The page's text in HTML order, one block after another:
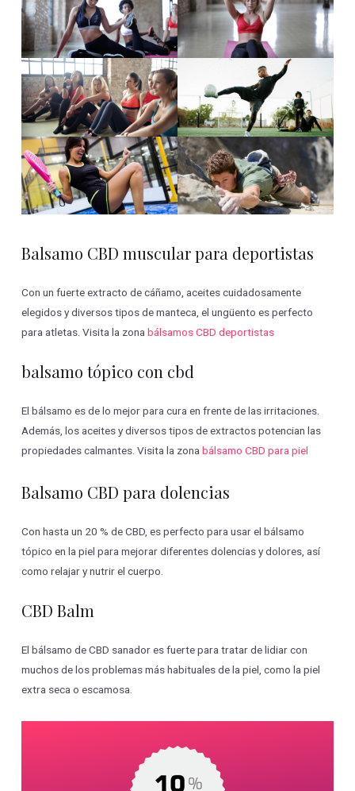
Balsamo CBD muscular para deportistas
Con un fuerte extracto de cáñamo, aceites cuidadosamente
elegidos y diversos tipos de manteca, el ungüento es perfecto
para atletas. Visita la zonabálsamos CBD deportistas
balsamo tópico con cbd
El bálsamo es de lo mejor para cura en frente de las irritaciones.
Además, los aceites y diversos tipos de extractos potencian las
propiedades calmantes. Visita la zonabálsamo CBD para piel
Balsamo CBD para dolencias
Con hasta un 20 % de CBD, es perfecto para usar el bálsamo
tópico en la piel para mejorar diferentes dolencias y dolores, así
como relajar y nutrir el cuerpo.
CBD Balm
El bálsamo de CBD sanador es fuerte para tratar de lidiar con
muchos de los problemas más habituales de la piel, como la piel
extra seca o escamosa.